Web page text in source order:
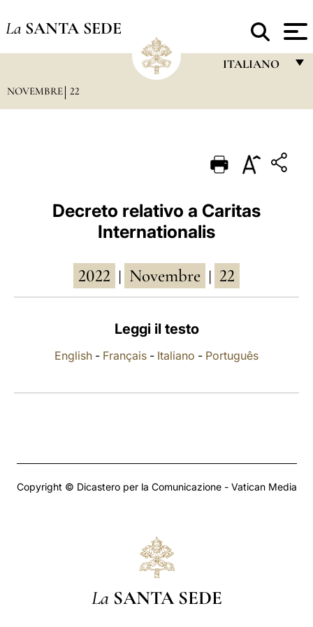
La SANTA SEDE
ITALIANO
PORTUGUÊS
ESPAÑOL
العربيّة
NOVEMBRE 22
Decreto relativo a Caritas
Internationalis
2022 Novembre 22
Leggi il testo
English - Français - Italiano - Português
Copyright © Dicastero per la Comunicazione - Vatican Media
La SANTA SEDE